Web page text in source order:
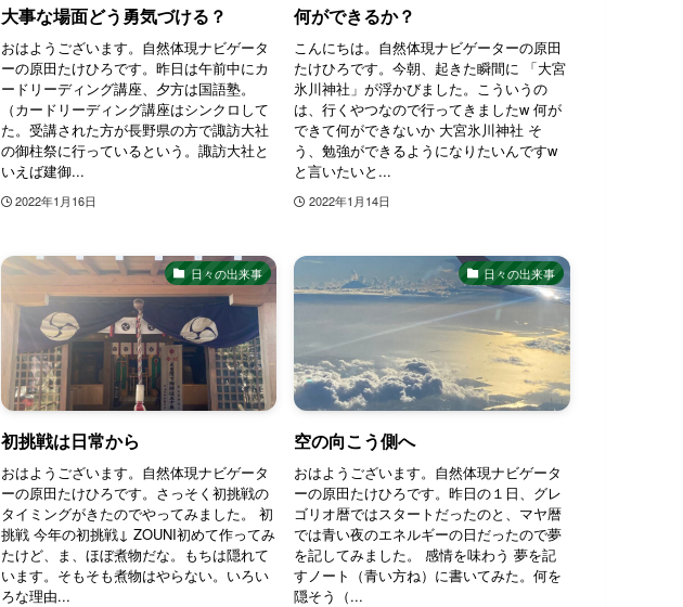
大事な場面どう勇気づける？
おはようございます。自然体現ナビゲータ
ーの原田たけひろです。昨日は午前中にカ
ードリーディング講座、夕方は国語塾。
（カードリーディング講座はシンクロして
た。受講された方が長野県の方で諏訪大社
の御柱祭に行っているという。諏訪大社と
いえば建御...
2022年1月16日
何ができるか？
こんにちは。自然体現ナビゲーターの原田
たけひろです。今朝、起きた瞬間に 「大宮
氷川神社」が浮かびました。こういうの
は、行くやつなので行ってきましたw 何が
できて何ができないか 大宮氷川神社 そ
う、勉強ができるようになりたいんですw
と言いたいと...
2022年1月14日
日々の出来事
初挑戦は日常から
おはようございます。自然体現ナビゲータ
ーの原田たけひろです。さっそく初挑戦の
タイミングがきたのでやってみました。 初
挑戦 今年の初挑戦↓ ZOUNI初めて作ってみ
たけど、ま、ほぼ煮物だな。もちは隠れて
います。そもそも煮物はやらない。いろい
ろな理由...
日々の出来事
空の向こう側へ
おはようございます。自然体現ナビゲータ
ーの原田たけひろです。昨日の１日、グレ
ゴリオ暦ではスタートだったのと、マヤ暦
では青い夜のエネルギーの日だったので夢
を記してみました。 感情を味わう 夢を記
すノート（青い方ね）に書いてみた。何を
隠そう（...